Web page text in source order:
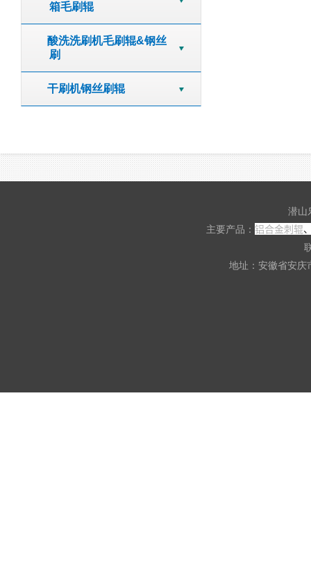
箱毛刷辊
酸洗洗刷机毛刷辊&钢丝
刷
干刷机钢丝刷辊
潜
主要产品： 铝合金刺辊
地址：安徽省安